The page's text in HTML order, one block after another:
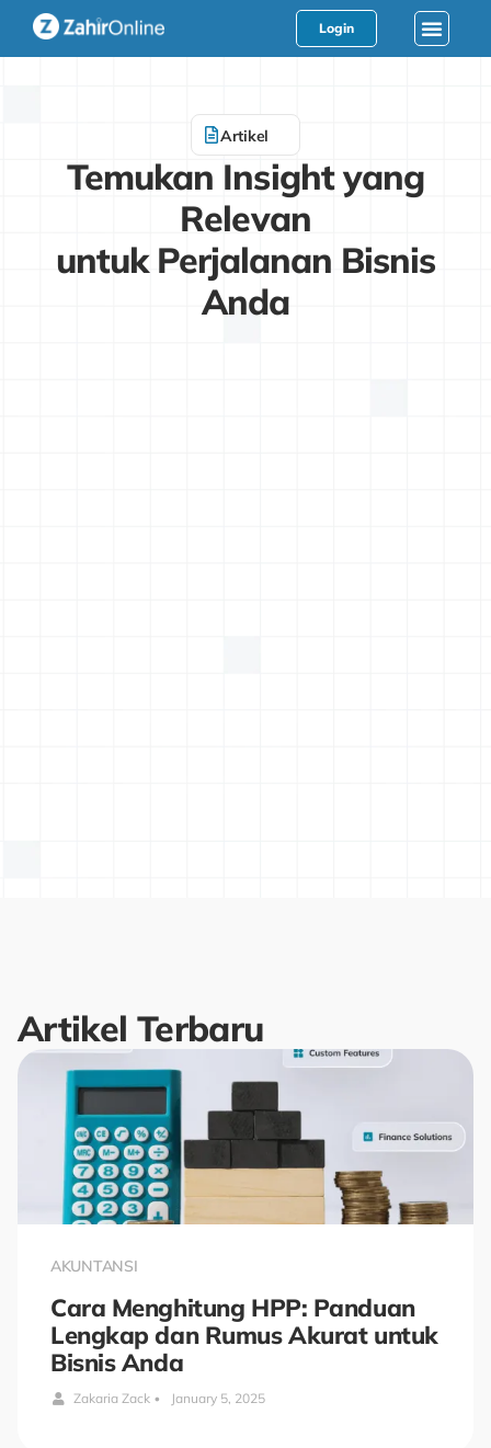
Login
Artikel
Temukan Insight yang
Relevan
untuk Perjalanan Bisnis
Anda
Artikel Terbaru
AKUNTANSI
Cara Menghitung HPP: Panduan
Lengkap dan Rumus Akurat untuk
Bisnis Anda
Zakaria Zack • January 5, 2025